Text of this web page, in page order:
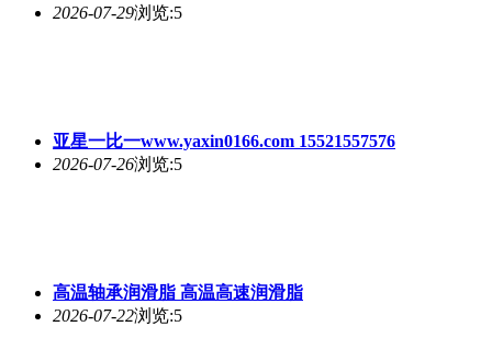
2026-07-29浏览:5
亚星一比一www.yaxin0166.com 15521557576
2026-07-26浏览:5
高温轴承润滑脂 高温高速润滑脂
2026-07-22浏览:5